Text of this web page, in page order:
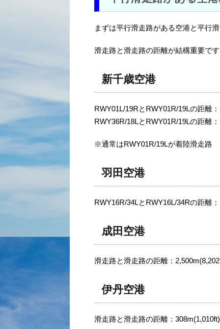
まずは平行滑走路がある空港と平行
滑走路と滑走路の距離が結構重要で
新千歳空港
RWY01L/19RとRWY01R/19Lの距離
RWY36R/18LとRWY01R/19Lの距離
※通常はRWY01R/19Lが着陸滑走路
羽田空港
RWY16R/34LとRWY16L/34Rの距離
成田空港
滑走路と滑走路の距離：
伊丹空港
滑走路と滑走路の距離：308m(1,010ft)